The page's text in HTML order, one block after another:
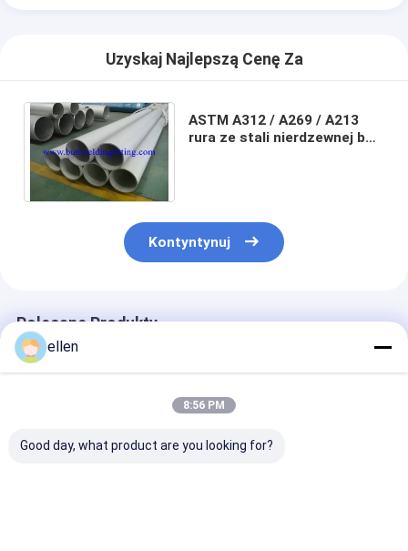
Uzyskaj Najlepszą Cenę Za
ASTM A312 / A269 / A213
rura ze stali nierdzewnej bez
Kontyntynuj
Polecane Produkty
ellen
8:56 PM
Good day, what product are you looking for?